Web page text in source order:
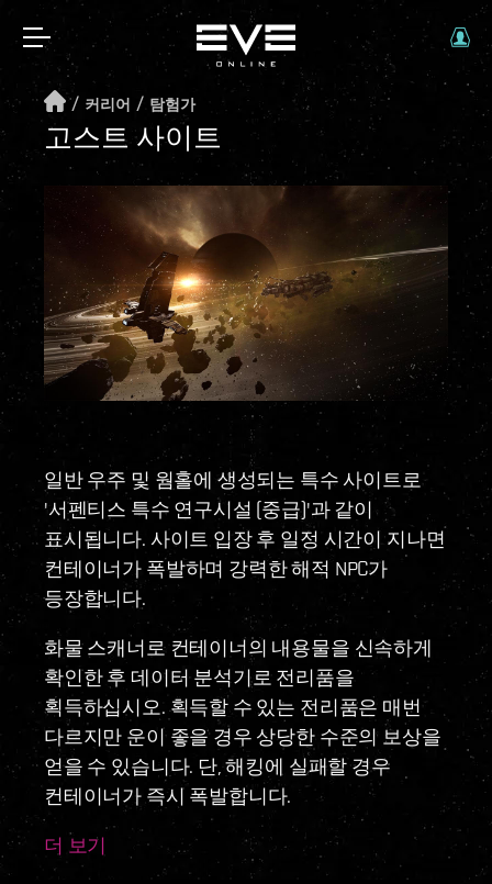
/ 커리어 / 탐험가
고스트 사이트
일반 우주 및 웜홀에 생성되는 특수 사이트로
'서펜티스 특수 연구시설 (중급)'과 같이
표시됩니다. 사이트 입장 후 일정 시간이 지나면
컨테이너가 폭발하며 강력한 해적 NPC가
등장합니다.
화물 스캐너로 컨테이너의 내용물을 신속하게
확인한 후 데이터 분석기로 전리품을
획득하십시오. 획득할 수 있는 전리품은 매번
다르지만 운이 좋을 경우 상당한 수준의 보상을
얻을 수 있습니다. 단, 해킹에 실패할 경우
컨테이너가 즉시 폭발합니다.
더 보기